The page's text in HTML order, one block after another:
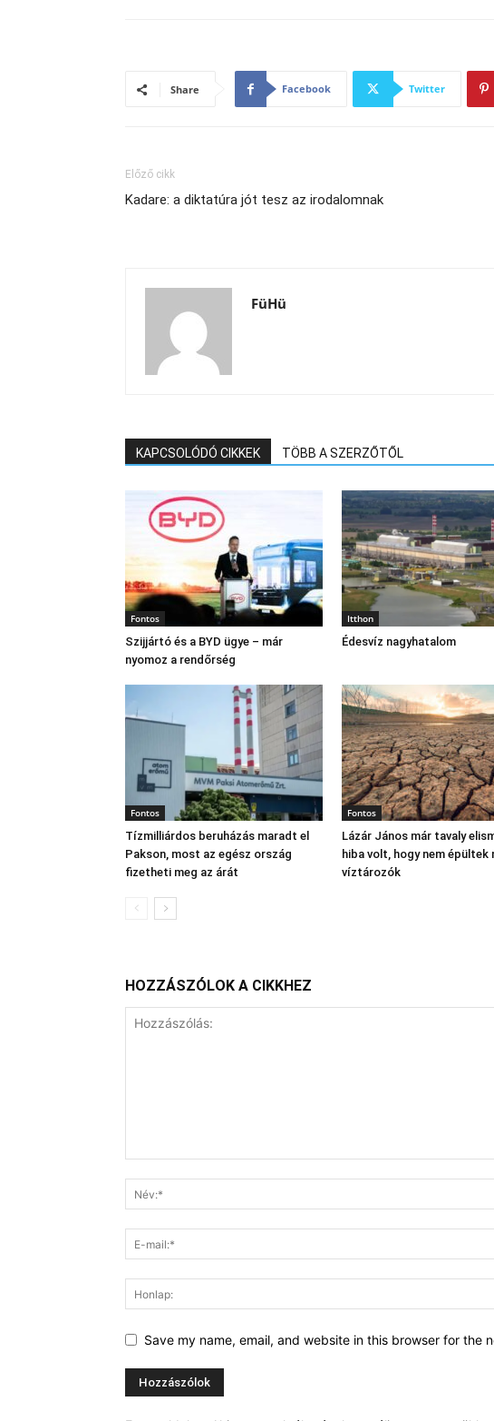
Share Facebook Twitter
Előző cikk
Kadare: a diktatúra jót tesz az irodalomnak
FüHü
KAPCSOLÓDÓ CIKKEK TÖBB A SZERZŐTŐL
Fontos
Szijjártó és a BYD ügye – már
nyomoz a rendőrség
Itthon
Édesvíz nagyhatalom
Fontos
Tízmilliárdos beruházás maradt el
Pakson, most az egész ország
fizetheti meg az árát
Fontos
Lázár János már tavaly
hiba volt, hogy nem épültek
víztározók
HOZZÁSZÓLOK A CIKKHEZ
Save my name, email, and website in this browser for the